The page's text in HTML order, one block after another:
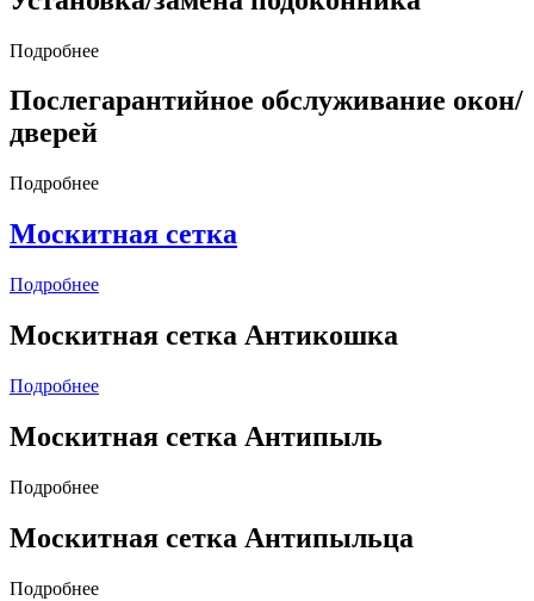
Подробнее
Послегарантийное обслуживание окон/
дверей
Подробнее
Москитная сетка
Подробнее
Москитная сетка Антикошка
Подробнее
Москитная сетка Антипыль
Подробнее
Москитная сетка Антипыльца
Подробнее